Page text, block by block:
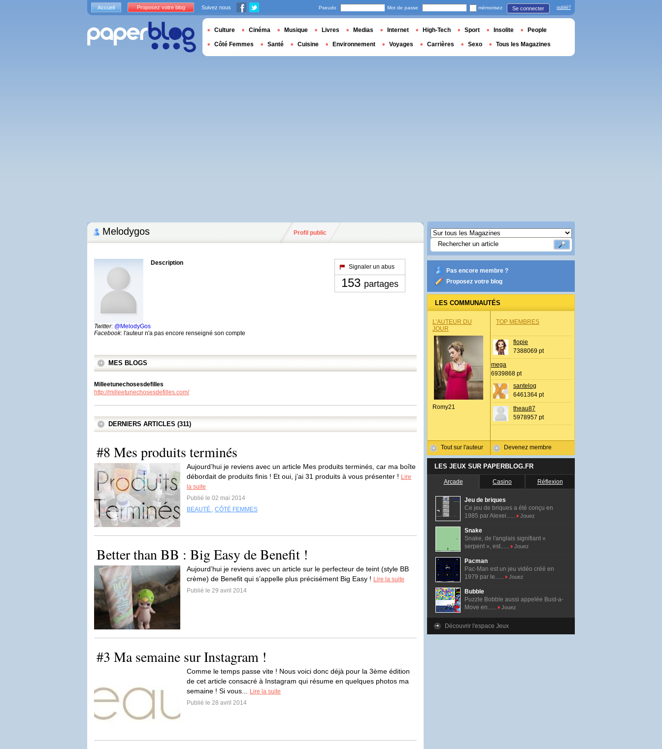
Melodygos Profil public
Description
Twitter: @MelodyGos
Facebook: l'auteur n'a pas encore renseigné son compte
Signaler un abus
153 partages
MES BLOGS
Milleetunechosesdefilles
http://milleetunechosesdefilles.com/
DERNIERS ARTICLES (311)
#8 Mes produits terminés
Aujourd’hui je reviens avec un article Mes produits terminés, car ma boîte
débordait de produits finis ! Et oui, j’ai 31 produits à vous présenter ! Lire
la suite
Publié le 02 mai 2014
BEAUTÉ , CÔTÉ FEMMES
Better than BB : Big Easy de Benefit !
Aujourd’hui je reviens avec un article sur le perfecteur de teint (style BB
crème) de Benefit qui s’appelle plus précisément Big Easy ! Lire la suite
Publié le 29 avril 2014
#3 Ma semaine sur Instagram !
Comme le temps passe vite ! Nous voici donc déjà pour la 3ème édition
de cet article consacré à Instagram qui résume en quelques photos ma
semaine ! Si vous...
Lire la suite
Publié le 28 avril 2014
Pas encore membre ?
Proposez votre blog
LES COMMUNAUTÉS
L’AUTEUR DU
JOUR
Romy21
Tout sur l'auteur
TOP MEMBRES
flopie
7388069 pt
mega
6939868 pt
santelog
6461364 pt
theau87
5978957 pt
Devenez membre
LES JEUX SUR PAPERBLOG.FR
Arcade Casino Réflexion
Jeu de briques
Ce jeu de briques a été conçu en
1985 par Alexei......
Jouez
Snake
Snake, de l'anglais signifiant «
serpent », est......
Jouez
Pacman
Pac-Man est un jeu vidéo créé en
1979 par le......
Jouez
Bubble
Puzzle Bobble aussi appelée Bust-a-
Move en......
Jouez
Découvrir l'espace Jeux
Accueil Proposez votre blog Suivez nous Pseudo Mot de passe mémorisez Se connecter oublié?
Culture Cinéma Musique Livres Medias Internet High-Tech Sport Insolite People
Côté Femmes Santé Cuisine Environnement Voyages Carrières Sexo Tous les Magazines